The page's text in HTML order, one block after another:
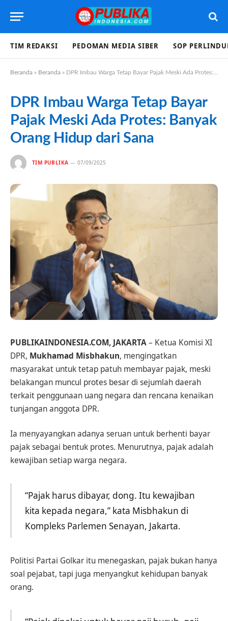
TIM REDAKSI PEDOMAN MEDIA SIBER SOP
Beranda » Beranda » DPR Imbau Warga Tetap Bayar Pajak Meski Ada Protes: Banyak Orang Hidup dari Sana
DPR Imbau Warga Tetap Bayar
Pajak Meski Ada Protes: Banyak
Orang Hidup dari Sana
TIM PUBLIKA 07/09/2025
PUBLIKAINDONESIA.COM, JAKARTA– Ketua Komisi XI
DPR, Mukhamad Misbhakun, mengingatkan
masyarakat untuk tetap patuh membayar pajak, meski
belakangan muncul protes besar di sejumlah daerah
terkait penggunaan uang negara dan rencana kenaikan
tunjangan anggota DPR.
Ia menyayangkan adanya seruan untuk berhenti bayar
pajak sebagai bentuk protes. Menurutnya, pajak adalah
kewajiban setiap warga negara.
“Pajak harus dibayar, dong. Itu kewajiban
kita kepada negara,” kata Misbhakun di
Kompleks Parlemen Senayan, Jakarta.
Politisi Partai Golkar itu menegaskan, pajak bukan hanya
soal pejabat, tapi juga menyangkut kehidupan banyak
orang.